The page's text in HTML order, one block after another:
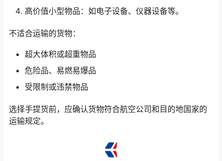
高价值小型物品：如电子设备、仪器设备等。
不适合运输的货物：
超大体积或超重物品
危险品、易燃易爆品
受限制或违禁物品
选择手提货前，应确认货物符合航空公司和目的地国家的
运输规定。